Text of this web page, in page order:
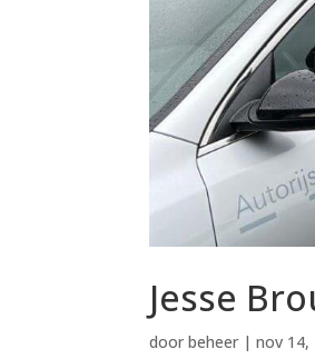
Jesse
doorbeheer |nov 14,